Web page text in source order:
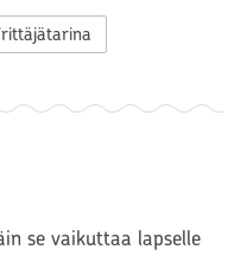
se vaikuttaa lapselle